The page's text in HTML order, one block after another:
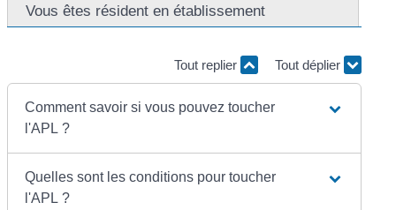
Vous êtes résident en établissement
Tout replier Tout déplier
Comment savoir si vous pouvez toucher
l'APL ?
Quelles sont les conditions pour toucher
l'APL ?